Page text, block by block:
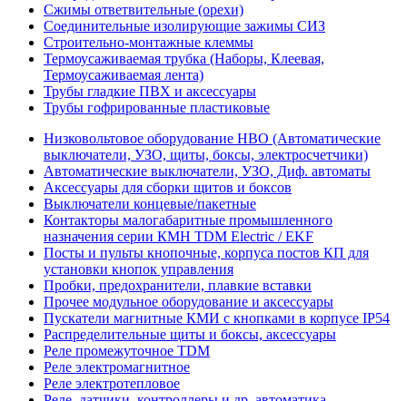
Сжимы ответвительные (орехи)
Соединительные изолирующие зажимы СИЗ
Строительно-монтажные клеммы
Термоусаживаемая трубка (Наборы, Клеевая,
Термоусаживаемая лента)
Трубы гладкие ПВХ и аксессуары
Трубы гофрированные пластиковые
Низковольтовое оборудование НВО (Автоматические
выключатели, УЗО, щиты, боксы, электросчетчики)
Автоматические выключатели, УЗО, Диф. автоматы
Аксессуары для сборки щитов и боксов
Выключатели концевые/пакетные
Контакторы малогабаритные промышленного
назначения серии КМН TDM Electric / EKF
Посты и пульты кнопочные, корпуса постов КП для
установки кнопок управления
Пробки, предохранители, плавкие вставки
Прочее модульное оборудование и аксессуары
Пускатели магнитные КМИ с кнопками в корпусе IP54
Распределительные щиты и боксы, аксессуары
Реле промежуточное TDM
Реле электромагнитное
Реле электротепловое